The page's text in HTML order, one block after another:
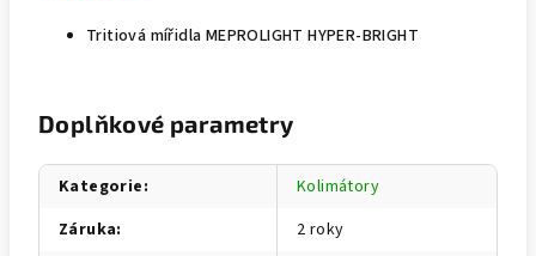
Tritiová mířidla MEPROLIGHT HYPER-BRIGHT
Doplňkové parametry
Kategorie:
Kolimátory
Záruka:
2 roky